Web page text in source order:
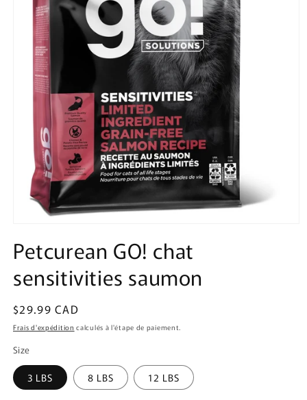
média
1
une
fenêtre
Petcurean GO! chat
sensitivities saumon
Prix
habituel
$29.99 CAD
Frais d'expédition calculés à l'étape de paiement.
Size
3 LBS 8 LBS 12 LBS